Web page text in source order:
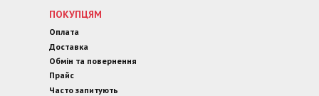
ПОКУПЦЯМ
Оплата
Доставка
Обмін та повернення
Прайс
Часто запитують